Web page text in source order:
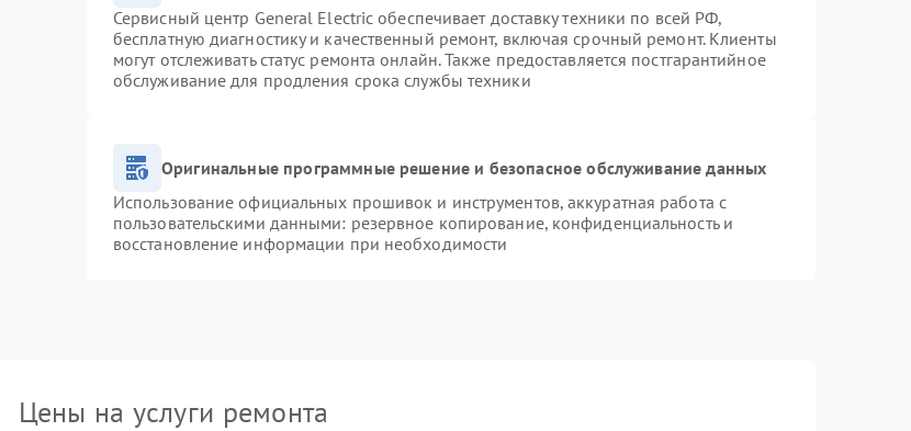
Сервисный центр General Electric обеспечивает доставку техники по всей РФ,
бесплатную диагностику и качественный ремонт, включая срочный ремонт. Клиенты
могут отслеживать статус ремонта онлайн. Также предоставляется постгарантийное
обслуживание для продления срока службы техники
Оригинальные программные решение и безопасное обслуживание данных
Использование официальных прошивок и инструментов, аккуратная работа с
пользовательскими данными: резервное копирование, конфиденциальность и
восстановление информации при необходимости
Цены на услуги ремонта